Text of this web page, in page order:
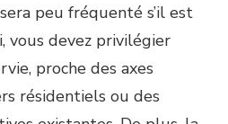
peu fréquenté s’il est
vous devez privilégier
proche des axes
résidentiels ou des